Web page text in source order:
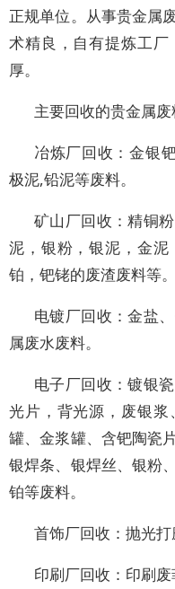
正规单位。从事贵金属
术精良，自有提炼工
厚。
主要回收的贵金属废
冶炼厂回收：金银
极泥,铅泥等废料。
矿山厂回收：精铜
泥，银粉，银泥，金
铂，钯铑的废渣废料等。
电镀厂回收：金盐
属废水废料。
电子厂回收：镀银
光片，背光源，废银
罐、金浆罐、含钯陶瓷
银焊条、银焊丝、银粉
铂等废料。
首饰厂回收：抛光打
印刷厂回收：印刷废